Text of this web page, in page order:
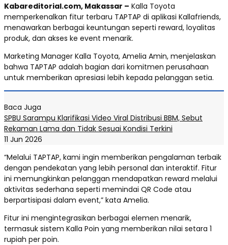
Kabareditorial.com, Makassar – Kalla Toyota
memperkenalkan fitur terbaru TAPTAP di aplikasi Kallafriends,
menawarkan berbagai keuntungan seperti reward, loyalitas
produk, dan akses ke event menarik.
Marketing Manager Kalla Toyota, Amelia Amin, menjelaskan
bahwa TAPTAP adalah bagian dari komitmen perusahaan
untuk memberikan apresiasi lebih kepada pelanggan setia.
Baca Juga
SPBU Sarampu Klarifikasi Video Viral Distribusi BBM, Sebut
Rekaman Lama dan Tidak Sesuai Kondisi Terkini
11 Jun 2026
“Melalui TAPTAP, kami ingin memberikan pengalaman terbaik
dengan pendekatan yang lebih personal dan interaktif. Fitur
ini memungkinkan pelanggan mendapatkan reward melalui
aktivitas sederhana seperti memindai QR Code atau
berpartisipasi dalam event,” kata Amelia.
Fitur ini mengintegrasikan berbagai elemen menarik,
termasuk sistem Kalla Poin yang memberikan nilai setara 1
rupiah per poin.